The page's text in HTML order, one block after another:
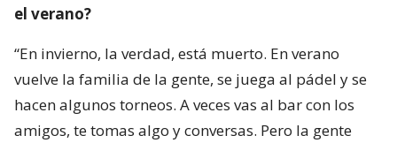
el verano?
“En invierno, la verdad, está muerto. En verano
vuelve la familia de la gente, se juega al pádel y se
hacen algunos torneos. A veces vas al bar con los
amigos, te tomas algo y conversas. Pero la gente